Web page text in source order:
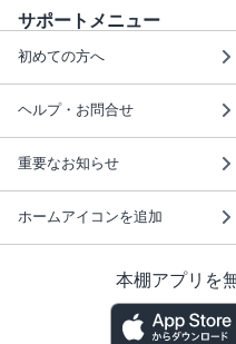
サポートメニュー
初めての方へ
ヘルプ・お問合せ
重要なお知らせ
ホームアイコンを追加
本棚アプリを